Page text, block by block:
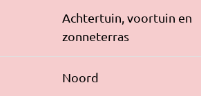
Achtertuin, voortuin en
zonneterras
Noord